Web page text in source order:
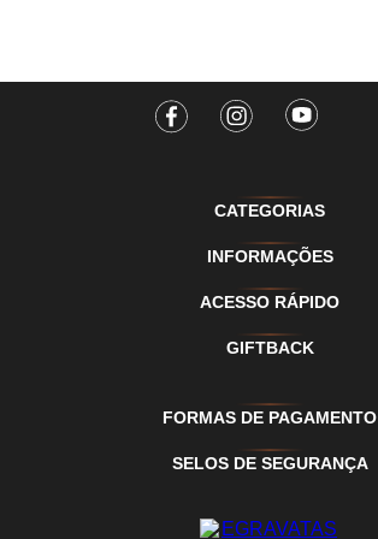
CATEGORIAS
INFORMAÇÕES
ACESSO RÁPIDO
GIFTBACK
FORMAS DE PAGAMENTO
SELOS DE SEGURANÇA